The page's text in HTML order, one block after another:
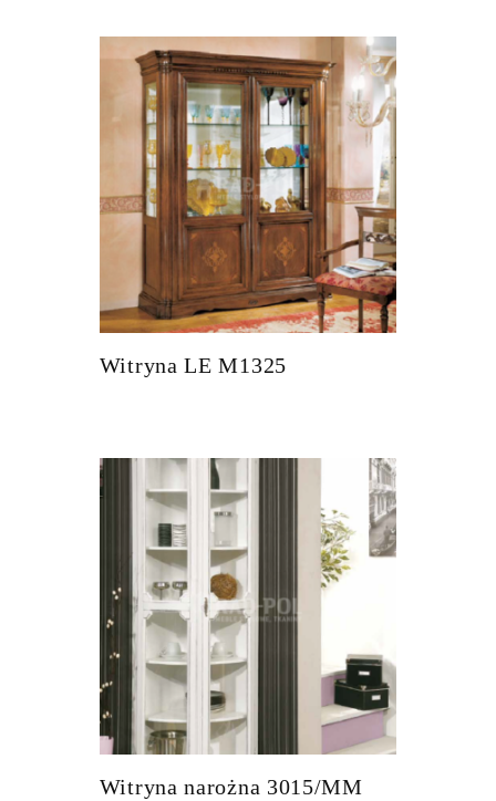
Witryna LE M1325
Witryna narożna 3015/MM